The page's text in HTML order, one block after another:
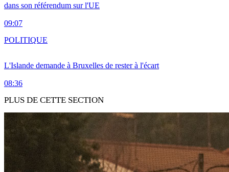
dans son référendum sur l'UE
09:07
L'Islande demande à Bruxelles de rester à l'écart
08:36
POLITIQUE
PLUS DE CETTE SECTION